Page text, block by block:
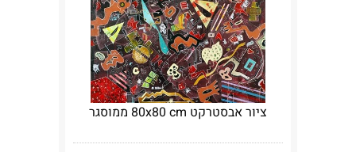
ציור אבסטרקט 80x80 cm ממוסגר